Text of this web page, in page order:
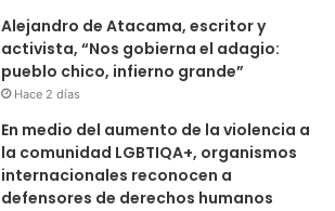
Alejandro de Atacama, escritor y
activista, “Nos gobierna el adagio:
pueblo chico, infierno grande”
Hace 2 días
En medio del aumento de la violencia a
la comunidad LGBTIQA+, organismos
internacionales reconocen a
defensores de derechos humanos